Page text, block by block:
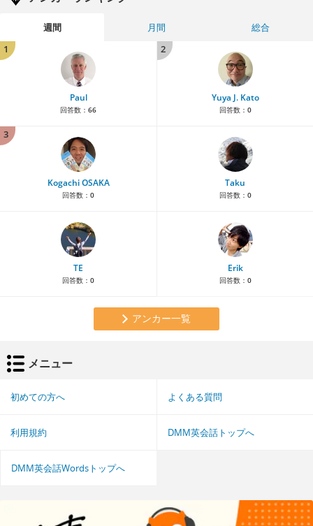
週間 月間
総合
1
Paul
回答数： 66
2
Yuya J. Kato
回答数： 0
3
Kogachi OSAKA
回答数： 0
Taku
回答数： 0
TE
回答数： 0
Erik
回答数： 0
アンカー一覧
メニュー
初めての方へ よくある質問
利用規約 DMM英会話トップへ
DMM英会話Wordsトップへ